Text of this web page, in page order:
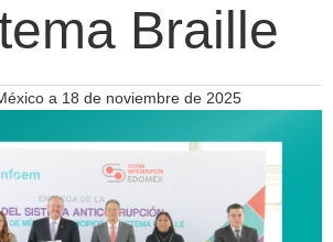
Braille
a 18 de noviembre de 2025